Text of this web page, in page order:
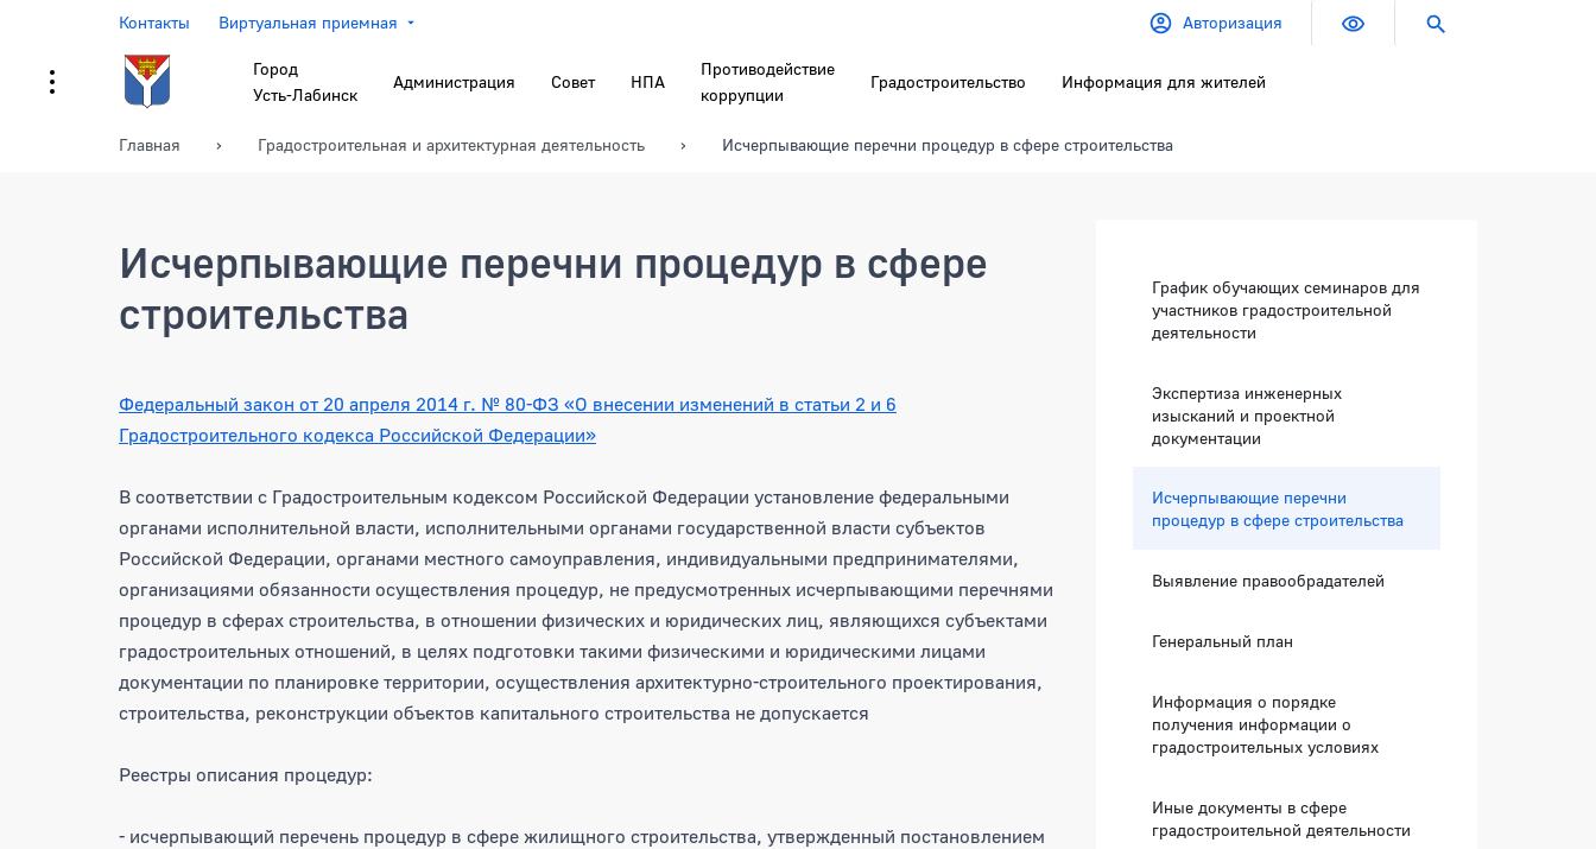
Контакты Виртуальная приемная Авторизация
Город
Усть-Лабинск
Администрация Совет НПА
Противодействие
коррупции
Градостроительство Информация для жителей
Главная Градостроительная и архитектурная деятельность Исчерпывающие перечни процедур в сфере строительства
Исчерпывающие перечни процедур в сфере
строительства
Федеральный закон от 20 апреля 2014 г. № 80-ФЗ «О внесении изменений в статьи 2 и 6
Градостроительного кодекса Российской Федерации»
В соответствии с Градостроительным кодексом Российской Федерации установление федеральными
органами исполнительной власти, исполнительными органами государственной власти субъектов
Российской Федерации, органами местного самоуправления, индивидуальными предпринимателями,
организациями обязанности осуществления процедур, не предусмотренных исчерпывающими перечнями
процедур в сферах строительства, в отношении физических и юридических лиц, являющихся субъектами
градостроительных отношений, в целях подготовки такими физическими и юридическими лицами
документации по планировке территории, осуществления архитектурно-строительного проектирования,
строительства, реконструкции объектов капитального строительства не допускается
Реестры описания процедур:
- исчерпывающий перечень процедур в сфере жилищного строительства, утвержденный постановлением
График обучающих семинаров для
участников градостроительной
деятельности
Экспертиза инженерных
изысканий и проектной
документации
Исчерпывающие перечни
процедур в сфере строительства
Выявление правообрадателей
Генеральный план
Информация о порядке
получения информации о
градостроительных условиях
Иные документы в сфере
градостроительной деятельности